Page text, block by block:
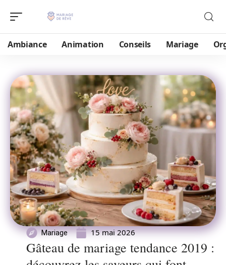
Ambiance Animation Conseils Mariage
Mariage 15 mai 2026
Gâteau de mariage tendance 2019 :